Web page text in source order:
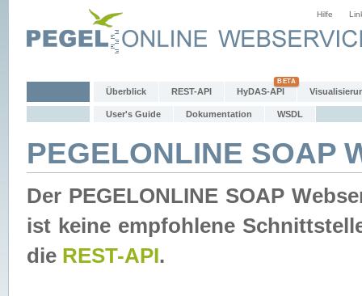
Hilfe
Überblick REST-API HyDAS-API
User's Guide Dokumentation WSDL
PEGELONLINE SOAP
Der PEGELONLINE SOAP
ist keine empfohlene
die REST-API.